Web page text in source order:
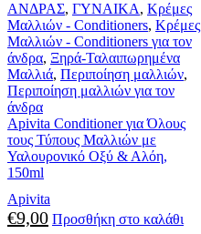
ΑΝΔΡΑΣ, ΓΥΝΑΙΚΑ, Κρέμες
Μαλλιών - Conditioners, Κρέμες
Μαλλιών - Conditioners για τον
άνδρα, Ξηρά-Ταλαιπωρημένα
Μαλλιά, Περιποίηση μαλλιών,
Περιποίηση μαλλιών για τον
άνδρα
Apivita Conditioner για Όλους
τους Τύπους Μαλλιών με
Υαλουρονικό Οξύ & Αλόη,
150ml
Apivita
€9,00 Προσθήκη στο καλάθι